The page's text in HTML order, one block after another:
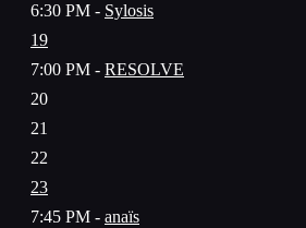
6:30 PM - Sylosis
19
7:00 PM - RESOLVE
20
21
22
23
7:45 PM - anaïs